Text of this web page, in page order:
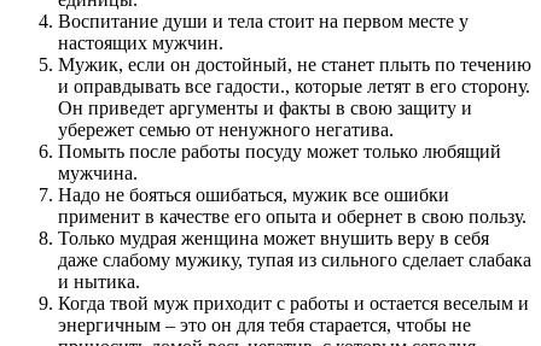
Воспитание души и тела стоит на первом месте у
настоящих мужчин.
Мужик, если он достойный, не станет плыть по течению
и оправдывать все гадости., которые летят в его сторону.
Он приведет аргументы и факты в свою защиту и
убережет семью от ненужного негатива.
Помыть после работы посуду может только любящий
мужчина.
Надо не бояться ошибаться, мужик все ошибки
применит в качестве его опыта и обернет в свою пользу.
Только мудрая женщина может внушить веру в себя
даже слабому мужику, тупая из сильного сделает слабака
и нытика.
Когда твой муж приходит с работы и остается веселым и
энергичным – это он для тебя старается, чтобы не